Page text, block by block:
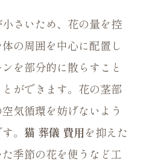
さいため、花の量を控
の周囲を中心に配置し
を部分的に散らすこと
ができます。花の茎部
気循環を妨げないよう
。 猫 葬儀 費用を抑えた
季節の花を使うなど工